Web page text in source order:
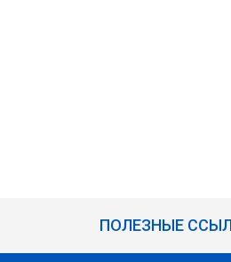
ПОЛЕЗНЫЕ